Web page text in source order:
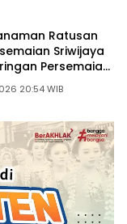
Ratusan
Sriwijaya
Persemaian
20:54 WIB